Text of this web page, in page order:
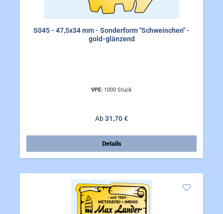
S045 - 47,5x34 mm - Sonderform "Schweinchen" -
gold-glänzend
VPE: 1000 Stück
Regulärer Preis:
Ab31,70 €
Details